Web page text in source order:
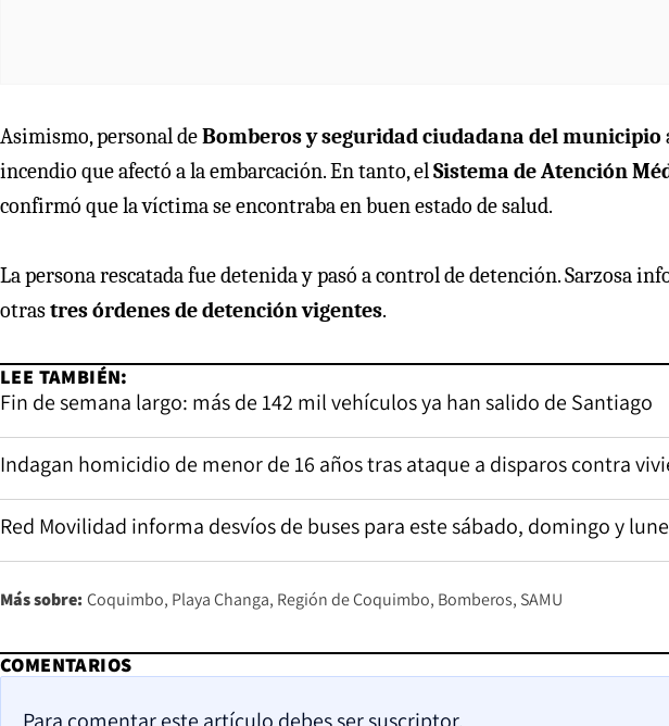
Asimismo, personal deBomberos y seguridad ciudadana del municipio
incendio que afectó a la embarcación. En tanto, elSistema de Atención
confirmó que la víctima se encontraba en buen estado de salud.
La persona rescatada fue detenida y pasó a control de detención. Sarzosa
otrastres órdenes de detención vigentes.
LEE TAMBIÉN:
Fin de semana largo: más de 142 mil vehículos ya han salido de Santiago
Indagan homicidio de menor de 16 años tras ataque a disparos contra
Red Movilidad informa desvíos de buses para este sábado, domingo y
Más sobre: Coquimbo Playa Changa Región de Coquimbo Bomberos SAMU
COMENTARIOS
Para comentar este artículo debes ser suscriptor.